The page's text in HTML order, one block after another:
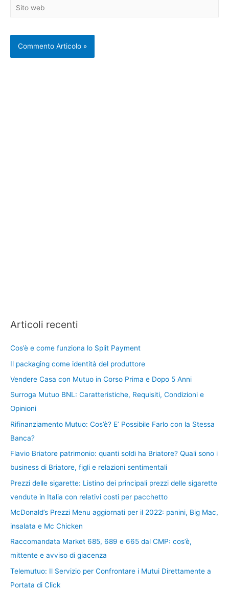
Sito
Articoli recenti
Cos’è e come funziona lo Split Payment
Il packaging come identità del produttore
Vendere Casa con Mutuo in Corso Prima e Dopo 5 Anni
Surroga Mutuo BNL: Caratteristiche, Requisiti, Condizioni e
Opinioni
Rifinanziamento Mutuo: Cos’è? E’ Possibile Farlo con la Stessa
Banca?
Flavio Briatore patrimonio: quanti soldi ha Briatore? Quali sono i
business di Briatore, figli e relazioni sentimentali
Prezzi delle sigarette: Listino dei principali prezzi delle sigarette
vendute in Italia con relativi costi per pacchetto
McDonald’s Prezzi Menu aggiornati per il 2022: panini, Big Mac,
insalata e Mc Chicken
Raccomandata Market 685, 689 e 665 dal CMP: cos’è,
mittente e avviso di giacenza
Telemutuo: Il Servizio per Confrontare i Mutui Direttamente a
Portata di Click